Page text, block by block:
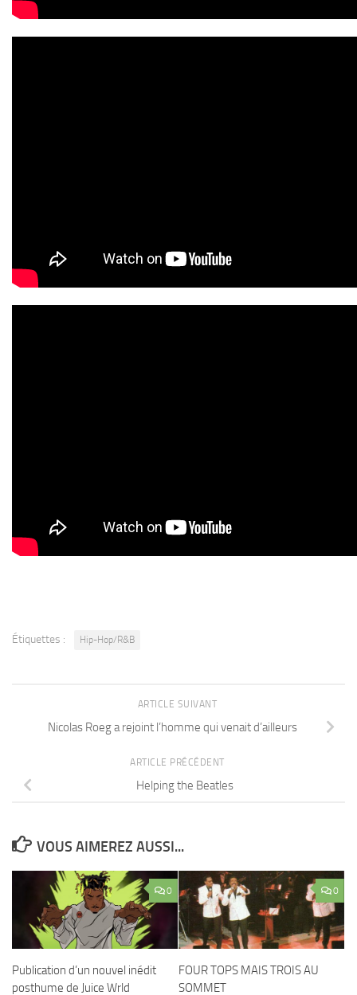
Étiquettes : Hip-Hop/R&B
ARTICLE SUIVANT
Nicolas Roeg a rejoint l’homme qui venait d’ailleurs
ARTICLE PRÉCÉDENT
Helping the Beatles
VOUS AIMEREZ AUSSI...
0
Publication d’un nouvel inédit
posthume de Juice Wrld
0
FOUR TOPS MAIS TROIS AU
SOMMET